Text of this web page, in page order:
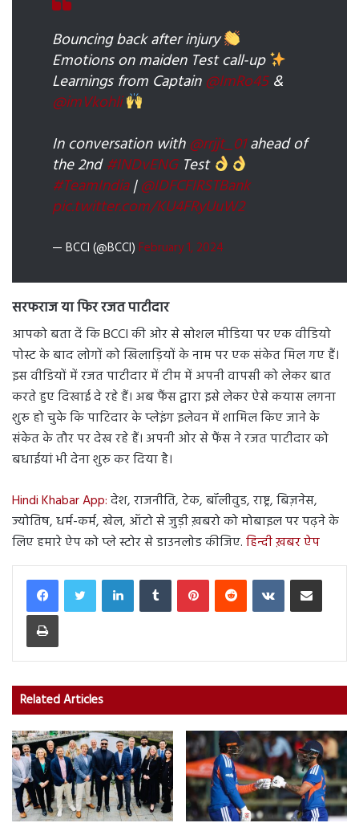
Bouncing back after injury
Emotions on maiden Test call-up
Learnings from Captain @ImRo45&
@imVkohli
In conversation with @rrjjt_01ahead of
the 2nd#INDvENGTest
#TeamIndia|@IDFCFIRSTBank
pic.twitter.com/KU4FRyUuW2
— BCCI (@BCCI) February 1, 2024
सरफराज या फिर रजत पाटीदार
आपको बता दें कि BCCI की ओर से सोशल मीडिया पर एक वीडियो
पोस्ट के बाद लोगों को खिलाड़ियों के नाम पर एक संकेत मिल गए हैं।
इस वीडियों में रजत पाटीदार में टीम में अपनी वापसी को लेकर बात
करते हुए दिखाई दे रहे हैं। अब फैंस द्वारा इसे लेकर ऐसे कयास लगना
शुरु हो चुके कि पाटिदार के प्लेइंग इलेवन में शामिल किए जाने के
संकेत के तौर पर देख रहे हैं। अपनी ओर से फैंस ने रजत पाटीदार को
बधाईयां भी देना शुरु कर दिया है।
Hindi Khabar App:देश, राजनीति, टेक, बॉलीवुड, राष्ट्र, बिज़नेस,
ज्योतिष, धर्म-कर्म, खेल, ऑटो से जुड़ी ख़बरो को मोबाइल पर पढ़ने के
लिए हमारे ऐप को प्ले स्टोर से डाउनलोड कीजिए.हिन्दी ख़बर ऐप
LinkedInTumblr PinterestReddit VKontakteShare via Email
Print
Related Articles